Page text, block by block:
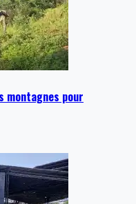
montagnes pour